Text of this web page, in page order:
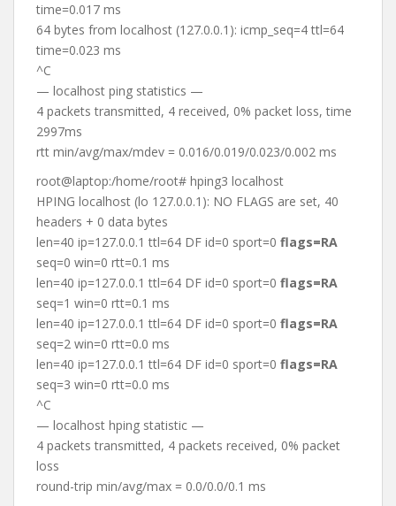
time=0.017 ms
64 bytes from localhost (127.0.0.1): icmp_seq=4 ttl=64
time=0.023 ms
^C
— localhost ping statistics —
4 packets transmitted, 4 received, 0% packet loss, time
2997ms
rtt min/avg/max/mdev = 0.016/0.019/0.023/0.002 ms
root@laptop:/home/root# hping3 localhost
HPING localhost (lo 127.0.0.1): NO FLAGS are set, 40
headers + 0 data bytes
len=40 ip=127.0.0.1 ttl=64 DF id=0 sport=0 flags=RA
seq=0 win=0 rtt=0.1 ms
len=40 ip=127.0.0.1 ttl=64 DF id=0 sport=0 flags=RA
seq=1 win=0 rtt=0.1 ms
len=40 ip=127.0.0.1 ttl=64 DF id=0 sport=0 flags=RA
seq=2 win=0 rtt=0.0 ms
len=40 ip=127.0.0.1 ttl=64 DF id=0 sport=0 flags=RA
seq=3 win=0 rtt=0.0 ms
^C
— localhost hping statistic —
4 packets transmitted, 4 packets received, 0% packet
loss
round-trip min/avg/max = 0.0/0.0/0.1 ms